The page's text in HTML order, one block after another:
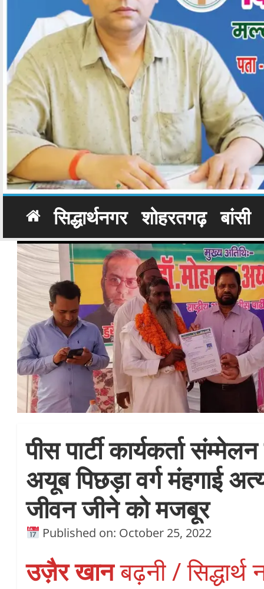
सिद्धार्थनगर शोहरतगढ़ बांसी
पीस पार्टी कार्यकर्ता
अयूब पिछड़ा वर्ग मंहगाई
जीवन जीने को मजबूर
Published on: October 25, 2022
उज़ैर खानबढ़नी / सिद्धार्थ